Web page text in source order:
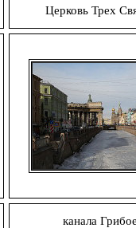
Церковь Трех
кaнaлa